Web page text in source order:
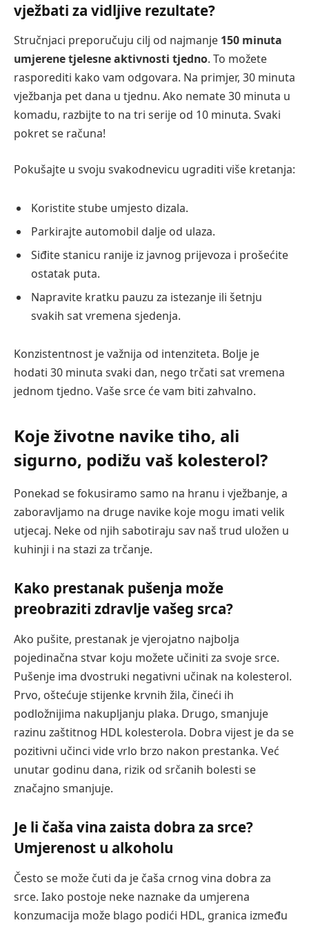
vježbati za vidljive rezultate?
Stručnjaci preporučuju cilj od najmanje 150 minuta
umjerene tjelesne aktivnosti tjedno. To možete
rasporediti kako vam odgovara. Na primjer, 30 minuta
vježbanja pet dana u tjednu. Ako nemate 30 minuta u
komadu, razbijte to na tri serije od 10 minuta. Svaki
pokret se računa!
Pokušajte u svoju svakodnevicu ugraditi više kretanja:
Koristite stube umjesto dizala.
Parkirajte automobil dalje od ulaza.
Siđite stanicu ranije iz javnog prijevoza i prošećite
ostatak puta.
Napravite kratku pauzu za istezanje ili šetnju
svakih sat vremena sjedenja.
Konzistentnost je važnija od intenziteta. Bolje je
hodati 30 minuta svaki dan, nego trčati sat vremena
jednom tjedno. Vaše srce će vam biti zahvalno.
Koje životne navike tiho, ali
sigurno, podižu vaš kolesterol?
Ponekad se fokusiramo samo na hranu i vježbanje, a
zaboravljamo na druge navike koje mogu imati velik
utjecaj. Neke od njih sabotiraju sav naš trud uložen u
kuhinji i na stazi za trčanje.
Kako prestanak pušenja može
preobraziti zdravlje vašeg srca?
Ako pušite, prestanak je vjerojatno najbolja
pojedinačna stvar koju možete učiniti za svoje srce.
Pušenje ima dvostruki negativni učinak na kolesterol.
Prvo, oštećuje stijenke krvnih žila, čineći ih
podložnijima nakupljanju plaka. Drugo, smanjuje
razinu zaštitnog HDL kolesterola. Dobra vijest je da se
pozitivni učinci vide vrlo brzo nakon prestanka. Već
unutar godinu dana, rizik od srčanih bolesti se
značajno smanjuje.
Je li čaša vina zaista dobra za srce?
Umjerenost u alkoholu
Često se može čuti da je čaša crnog vina dobra za
srce. Iako postoje neke naznake da umjerena
konzumacija može blago podići HDL, granica između